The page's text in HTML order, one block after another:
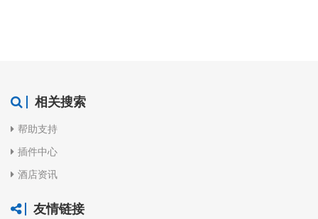
相关搜索
帮助支持
插件中心
酒店资讯
友情链接